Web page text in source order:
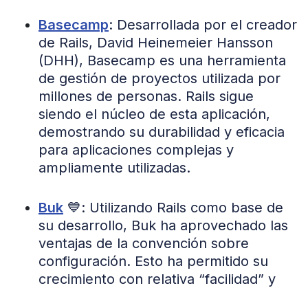
Basecamp: Desarrollada por el creador
de Rails, David Heinemeier Hansson
(DHH), Basecamp es una herramienta
de gestión de proyectos utilizada por
millones de personas. Rails sigue
siendo el núcleo de esta aplicación,
demostrando su durabilidad y eficacia
para aplicaciones complejas y
ampliamente utilizadas​.
Buk 💙: Utilizando Rails como base de
su desarrollo, Buk ha aprovechado las
ventajas de la convención sobre
configuración. Esto ha permitido su
crecimiento con relativa “facilidad” y